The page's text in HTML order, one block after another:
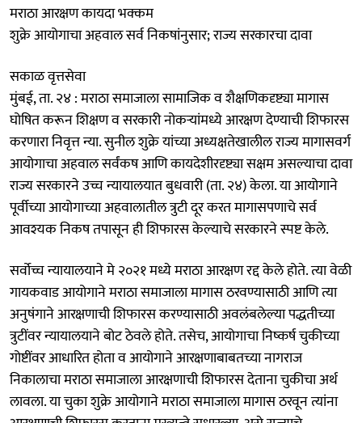
मराठा आरक्षण कायदा भक्कम
शुक्रे आयोगाचा अहवाल सर्व निकषांनुसार; राज्य सरकारचा दावा
सकाळ वृत्तसेवा
मुंबई, ता. २४ : मराठा समाजाला सामाजिक व शैक्षणिकदृष्ट्या मागास
घोषित करून शिक्षण व सरकारी नोकऱ्यांमध्ये आरक्षण देण्याची शिफारस
करणारा निवृत्त न्या. सुनील शुक्रे यांच्या अध्यक्षतेखालील राज्य मागासवर्ग
आयोगाचा अहवाल सर्वंकष आणि कायदेशीरदृष्ट्या सक्षम असल्याचा दावा
राज्य सरकारने उच्च न्यायालयात बुधवारी (ता. २४) केला. या आयोगाने
पूर्वीच्या आयोगाच्या अहवालातील त्रुटी दूर करत मागासपणाचे सर्व
आवश्यक निकष तपासून ही शिफारस केल्याचे सरकारने स्पष्ट केले.
सर्वोच्च न्यायालयाने मे २०२१ मध्ये मराठा आरक्षण रद्द केले होते. त्या वेळी
गायकवाड आयोगाने मराठा समाजाला मागास ठरवण्यासाठी आणि त्या
अनुषंगाने आरक्षणाची शिफारस करण्यासाठी अवलंबलेल्या पद्धतीच्या
त्रुटींवर न्यायालयाने बोट ठेवले होते. तसेच, आयोगाचा निष्कर्ष चुकीच्या
गोष्टींवर आधारित होता व आयोगाने आरक्षणाबाबतच्या नागराज
निकालाचा मराठा समाजाला आरक्षणाची शिफारस देताना चुकीचा अर्थ
लावला. या चुका शुक्रे आयोगाने मराठा समाजाला मागास ठरवून त्यांना